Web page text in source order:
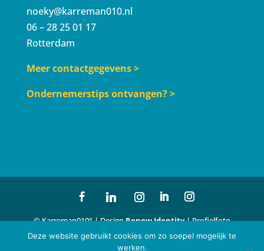
noeky@karreman010.nl
06 – 28 25 01 17
Rotterdam
Meer contactgegevens >
Ondernemerstips ontvangen? >
© Karreman010° | DesignRenew Identity| Profielfoto
Paul Kampman| WebsiteNoor Knaan|
Deze website gebruikt cookies om zo soepel mogelijk te
werken.